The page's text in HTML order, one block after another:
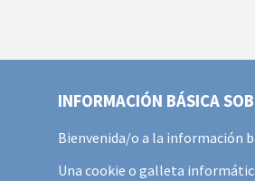
INFORMACIÓN BÁSICA
Bienvenida/o a la información
Una cookie o galleta